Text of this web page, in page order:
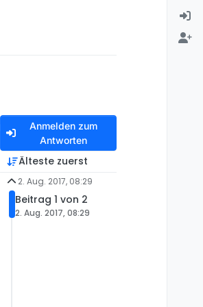
Anmelden zum
Antworten
Älteste zuerst
2. Aug. 2017, 08:29
Beitrag 1 von 2
2. Aug. 2017, 08:29